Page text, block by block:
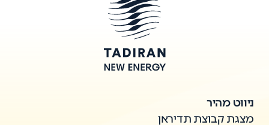
ניווט מהיר
מצגת קבוצת תדיראן